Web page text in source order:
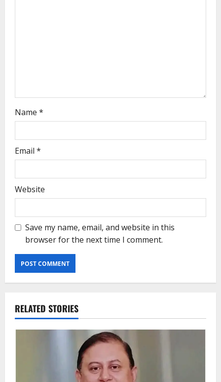
Name *
Email *
Website
Save my name, email, and website in this
browser for the next time I comment.
RELATED STORIES